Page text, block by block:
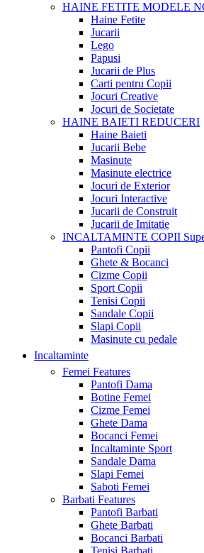
HAINE FETITE MODELE
Haine Fetite
Jucarii
Lego
Papusi
Jucarii de Plus
Carti pentru Copii
Jocuri Creative
Jocuri de Societate
HAINE BAIETI REDUCERI
Haine Baieti
Jucarii Bebe
Masinute
Masinute electrice
Jocuri de Exterior
Jocuri Interactive
Jucarii de Construit
Jucarii de Imitatie
INCALTAMINTE COPII
Pantofi Copii
Ghete & Bocanci
Cizme Copii
Sport Copii
Tenisi Copii
Sandale Copii
Slapi Copii
Masinute cu pedale
Incaltaminte
Femei Features
Pantofi Dama
Botine Femei
Cizme Femei
Ghete Dama
Bocanci Femei
Incaltaminte Sport
Sandale Dama
Slapi Femei
Saboti Femei
Barbati Features
Pantofi Barbati
Ghete Barbati
Bocanci Barbati
Tenisi Barbati